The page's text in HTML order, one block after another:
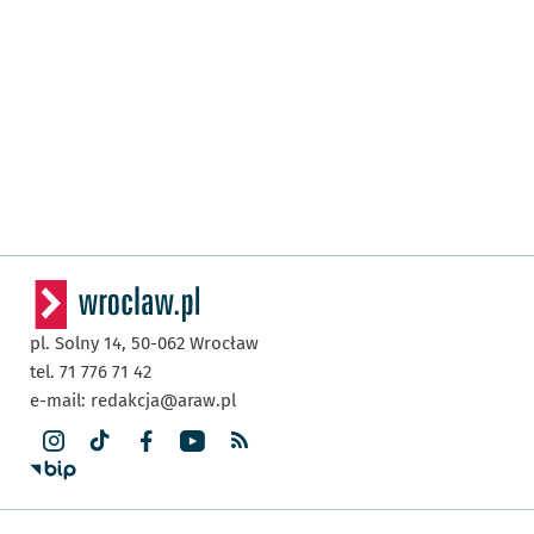
pl. Solny 14, 50-062 Wrocław
tel. 71 776 71 42
e-mail: redakcja@araw.pl